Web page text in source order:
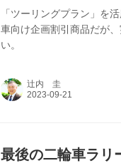
「ツーリングプラン」を
車向け企画割引商品だが
い。
辻内 圭
最後の二輪車ラリ